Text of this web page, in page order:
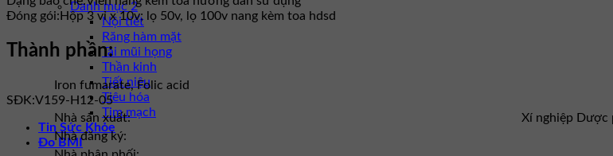
Danh mục 2
Nội tiết
Răng hàm mặt
Tai mũi họng
Thần kinh
Tiết niệu
Tiêu hóa
Tim mạch
Tin Sức Khỏe
Đo BMI
Đóng gói: Hộp 3 vỉ x 10v; lọ 50v, lọ 100v nang kèm toa hdsd
Thành phần:
Iron fumarate, Folic acid
SĐK:V159-H12-05
Nhà sản xuất:
Xí nghiệp Dược
Nhà đăng ký: